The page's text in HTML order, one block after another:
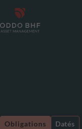
Obligations Datés